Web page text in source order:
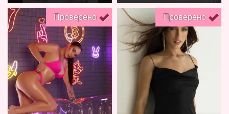
Проверено Проверено